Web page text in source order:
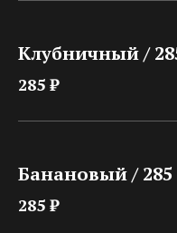
Клубничный /
285 ₽
Банановый / 285
285 ₽